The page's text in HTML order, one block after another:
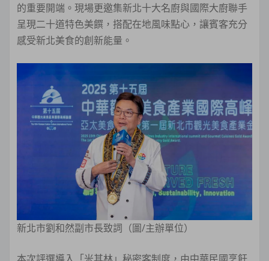
的重要開端。現場更邀集新北十大名廚與國際大廚聯手
呈現二十道特色美饌，搭配在地風味點心，讓賓客充分
感受新北美食的創新能量。
新北市劉和然副市長致詞（圖/主辦單位）